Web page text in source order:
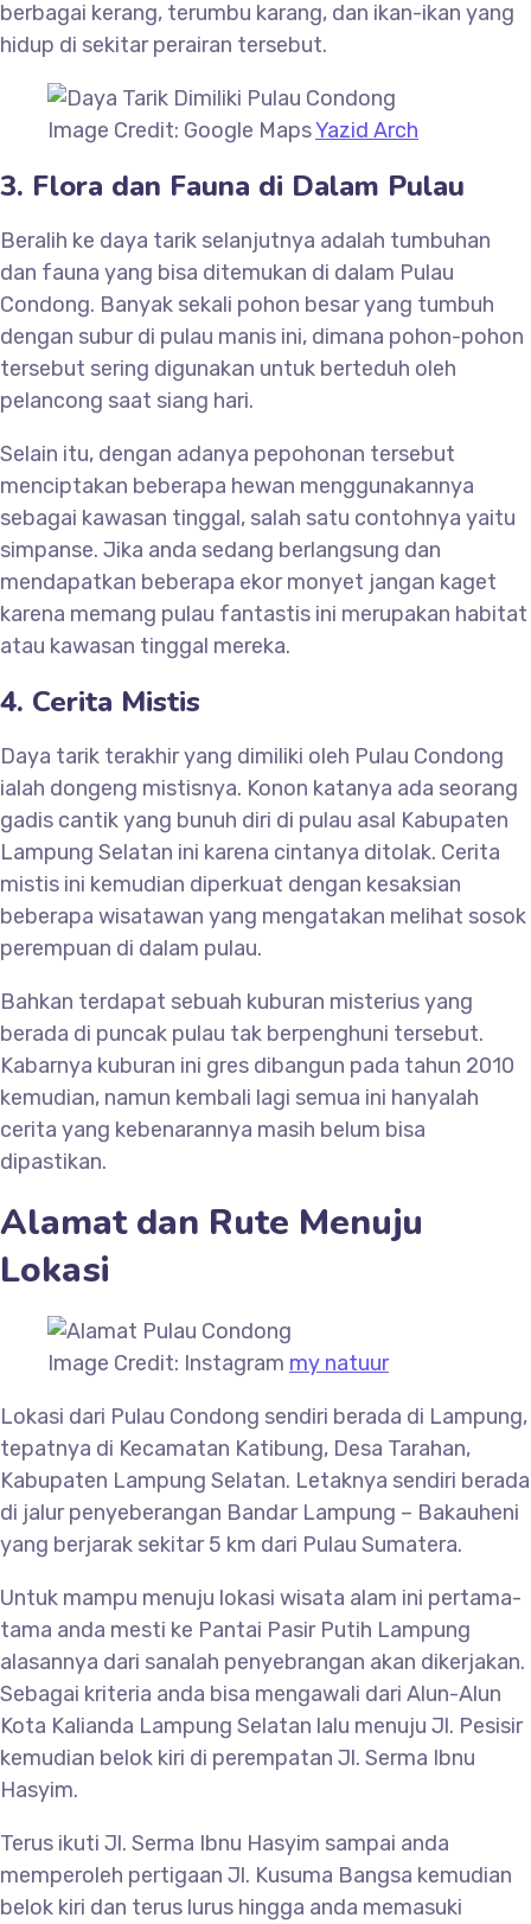
berbagai kerang, terumbu karang, dan ikan-ikan yang
hidup di sekitar perairan tersebut.
Image Credit: Google MapsYazid Arch
3. Flora dan Fauna di Dalam Pulau
Beralih ke daya tarik selanjutnya adalah tumbuhan
dan fauna yang bisa ditemukan di dalam Pulau
Condong. Banyak sekali pohon besar yang tumbuh
dengan subur di pulau manis ini, dimana pohon-pohon
tersebut sering digunakan untuk berteduh oleh
pelancong saat siang hari.
Selain itu, dengan adanya pepohonan tersebut
menciptakan beberapa hewan menggunakannya
sebagai kawasan tinggal, salah satu contohnya yaitu
simpanse. Jika anda sedang berlangsung dan
mendapatkan beberapa ekor monyet jangan kaget
karena memang pulau fantastis ini merupakan habitat
atau kawasan tinggal mereka.
4. Cerita Mistis
Daya tarik terakhir yang dimiliki oleh Pulau Condong
ialah dongeng mistisnya. Konon katanya ada seorang
gadis cantik yang bunuh diri di pulau asal Kabupaten
Lampung Selatan ini karena cintanya ditolak. Cerita
mistis ini kemudian diperkuat dengan kesaksian
beberapa wisatawan yang mengatakan melihat sosok
perempuan di dalam pulau.
Bahkan terdapat sebuah kuburan misterius yang
berada di puncak pulau tak berpenghuni tersebut.
Kabarnya kuburan ini gres dibangun pada tahun 2010
kemudian, namun kembali lagi semua ini hanyalah
cerita yang kebenarannya masih belum bisa
dipastikan.
Alamat dan Rute Menuju
Lokasi
Image Credit: Instagram my natuur
Lokasi dari Pulau Condong sendiri berada di Lampung,
tepatnya di Kecamatan Katibung, Desa Tarahan,
Kabupaten Lampung Selatan. Letaknya sendiri berada
di jalur penyeberangan Bandar Lampung – Bakauheni
yang berjarak sekitar 5 km dari Pulau Sumatera.
Untuk mampu menuju lokasi wisata alam ini pertama-
tama anda mesti ke Pantai Pasir Putih Lampung
alasannya dari sanalah penyebrangan akan dikerjakan.
Sebagai kriteria anda bisa mengawali dari Alun-Alun
Kota Kalianda Lampung Selatan lalu menuju Jl. Pesisir
kemudian belok kiri di perempatan Jl. Serma Ibnu
Hasyim.
Terus ikuti Jl. Serma Ibnu Hasyim sampai anda
memperoleh pertigaan Jl. Kusuma Bangsa kemudian
belok kiri dan terus lurus hingga anda memasuki